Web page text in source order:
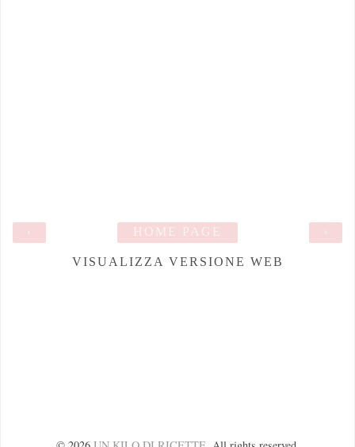
›
HOME PAGE
VISUALIZZA VERSIONE WEB